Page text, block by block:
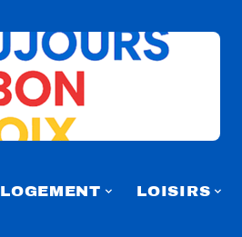
LOGEMENT LOISIRS